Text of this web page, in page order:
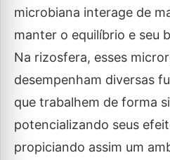
microbiana interage de
manter o equilíbrio e seu
Na rizosfera, esses
desempenham diversas
que trabalhem de forma
potencializando seus
propiciando assim um